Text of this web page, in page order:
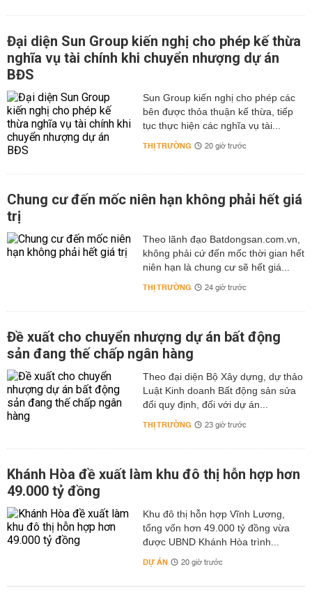
Đại diện Sun Group kiến nghị cho phép kế thừa
nghĩa vụ tài chính khi chuyển nhượng dự án
BĐS
Sun Group kiến nghị cho phép các
bên được thỏa thuận kế thừa, tiếp
tục thực hiện các nghĩa vụ tài...
THỊ TRƯỜNG 20 giờ trước
Chung cư đến mốc niên hạn không phải hết giá
trị
Theo lãnh đạo Batdongsan.com.vn,
không phải cứ đến mốc thời gian hết
niên hạn là chung cư sẽ hết giá...
THỊ TRƯỜNG 24 giờ trước
Đề xuất cho chuyển nhượng dự án bất động
sản đang thế chấp ngân hàng
Theo đại diện Bộ Xây dựng, dự thảo
Luật Kinh doanh Bất động sản sửa
đổi quy định, đối với dự án...
THỊ TRƯỜNG 23 giờ trước
Khánh Hòa đề xuất làm khu đô thị hỗn hợp hơn
49.000 tỷ đồng
Khu đô thị hỗn hợp Vĩnh Lương,
tổng vốn hơn 49.000 tỷ đồng vừa
được UBND Khánh Hòa trình...
DỰ ÁN 20 giờ trước